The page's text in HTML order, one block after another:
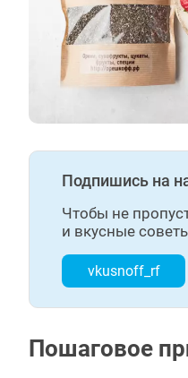
Подпишись на
Чтобы не
и вкусные
vkusnoff_rf
Пошаговое